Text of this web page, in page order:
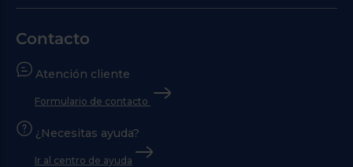
Contacto
Atención cliente
Formulario de contacto
¿Necesitas ayuda?
Ir al centro de ayuda